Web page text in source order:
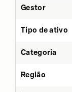
Gestor
Tipo de ativo
Categoria
Região